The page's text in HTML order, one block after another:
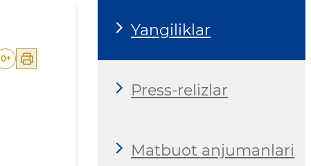
0+
Yangiliklar
Press-relizlar
Matbuot anjumanlari